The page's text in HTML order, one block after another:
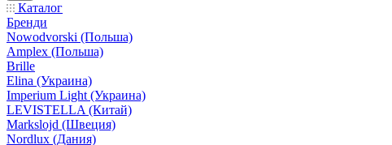
Каталог
Бренди
Nowodvorski (Польша)
Amplex (Польша)
Brille
Elina (Украина)
Imperium Light (Украина)
LEVISTELLA (Китай)
Markslojd (Швеция)
Nordlux (Дания)